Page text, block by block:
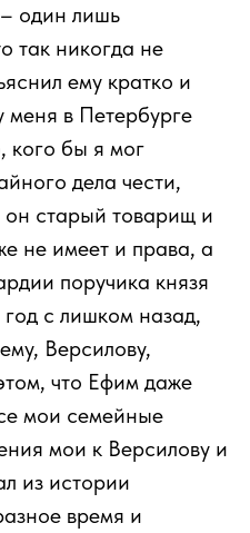
– один лишь
так никогда не
ему кратко и
меня в Петербурге
кого бы я мог
дела чести,
он старый товарищ и
не имеет и права, а
поручика князя
год с лишком назад,
Версилову,
что Ефим даже
мои семейные
мои к Версилову и
из истории
время и